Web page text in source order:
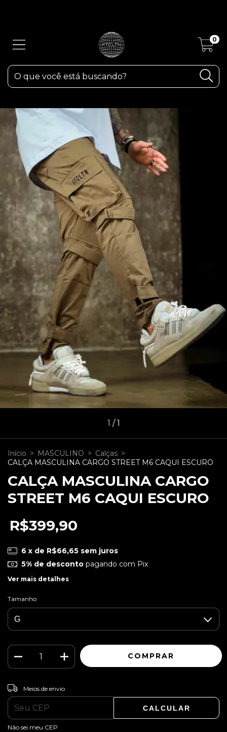
0
1 /1
Início > MASCULINO > Calças >
CALÇA MASCULINA CARGO STREET M6 CAQUI ESCURO
CALÇA MASCULINA CARGO
STREET M6 CAQUI ESCURO
R$399,90
6 x de R$66,65 sem juros
5% de descontopagando com Pix
Ver mais detalhes
Tamanho
Entregas para o CEP:
Meios de envio
CALCULAR
Não sei meu CEP